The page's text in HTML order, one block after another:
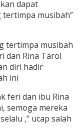
dapat
musibah”
tertimpa musibah
dan Rina Tarol
diri hadir
ini
feri dan ibu Rina
semoga mereka
,” ucap salah